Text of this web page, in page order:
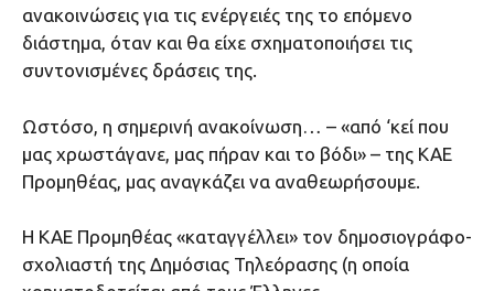
ανακοινώσεις για τις ενέργειές της το επόμενο
διάστημα, όταν και θα είχε σχηματοποιήσει τις
συντονισμένες δράσεις της.
Ωστόσο, η σημερινή ανακοίνωση… – «από ‘κεί που
μας χρωστάγανε, μας πήραν και το βόδι» – της ΚΑΕ
Προμηθέας, μας αναγκάζει να αναθεωρήσουμε.
Η ΚΑΕ Προμηθέας «καταγγέλλει» τον δημοσιογράφο-
σχολιαστή της Δημόσιας Τηλεόρασης (η οποία